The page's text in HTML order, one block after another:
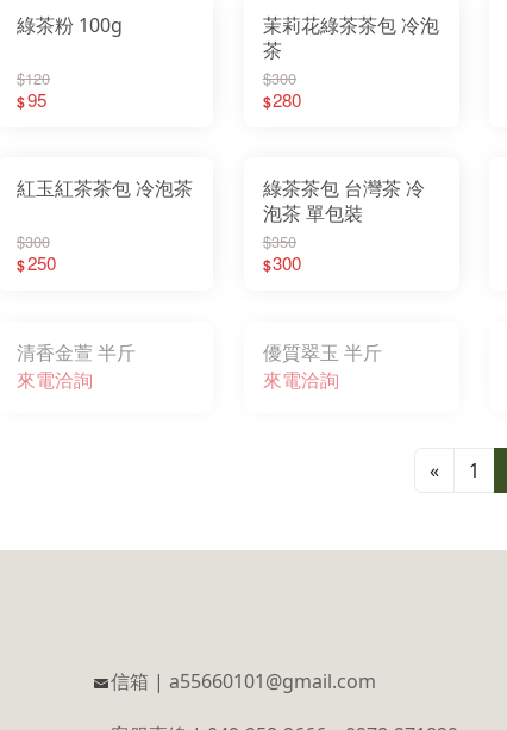
綠茶粉 100g
$120
$95
茉莉花綠茶茶包 冷泡
茶
$300
$280
紅玉紅茶茶包 冷泡茶
$300
$250
綠茶茶包 台灣茶 冷
泡茶 單包裝
$350
$300
清香金萱 半斤
來電洽詢
優質翠玉 半斤
來電洽詢
« 1
信箱 | a55660101@gmail.com